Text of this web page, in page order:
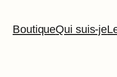
BoutiqueQui suis-je